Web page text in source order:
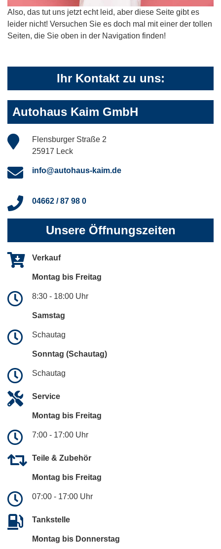
Also, das tut uns jetzt echt leid, aber diese Seite gibt es
leider nicht! Versuchen Sie es doch mal mit einer der tollen
Seiten, die Sie oben in der Navigation finden!
Ihr Kontakt zu uns:
Autohaus Kaim GmbH
Flensburger Straße 2
25917 Leck
info@autohaus-kaim.de
04662 / 87 98 0
Unsere Öffnungszeiten
Verkauf
Montag bis Freitag
8:30 - 18:00 Uhr
Samstag
Schautag
Sonntag (Schautag)
Schautag
Service
Montag bis Freitag
7:00 - 17:00 Uhr
Teile & Zubehör
Montag bis Freitag
07:00 - 17:00 Uhr
Tankstelle
Montag bis Donnerstag